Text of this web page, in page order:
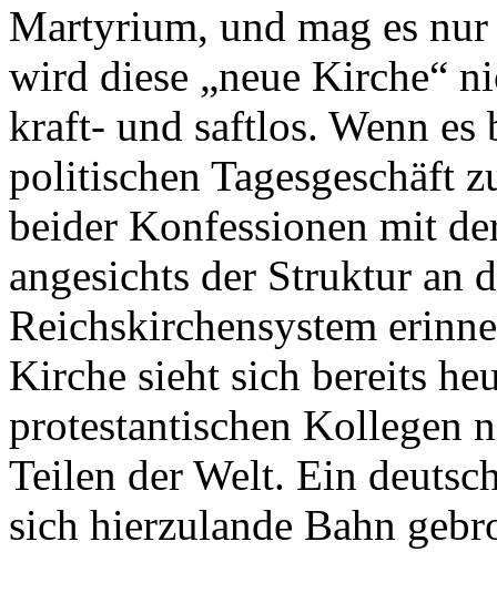
Martyrium, und mag es
wird diese „neue Kirche“
kraft- und saftlos. Wenn
politischen Tagesgeschäft
beider Konfessionen mit
angesichts der Struktur an
Reichskirchensystem
Kirche sieht sich bereits
protestantischen Kollegen
Teilen der Welt. Ein
sich hierzulande Bahn